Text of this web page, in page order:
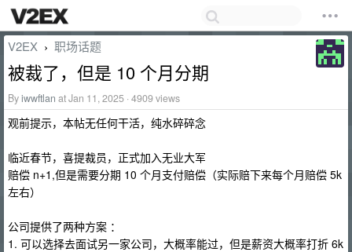
V2EX › 职场话题
被裁了，但是 10 个月分期
Byiwwftlan at Jan 11, 2025 · 4909 views
观前提示，本帖无任何干活，纯水碎碎念
临近春节，喜提裁员，正式加入无业大军
赔偿 n+1,但是需要分期 10 个月支付赔偿（实际赔下来每个月赔偿 5k
左右）
公司提供了两种方案 ：
1. 可以选择去面试另一家公司，大概率能过，但是薪资大概率打折 6k